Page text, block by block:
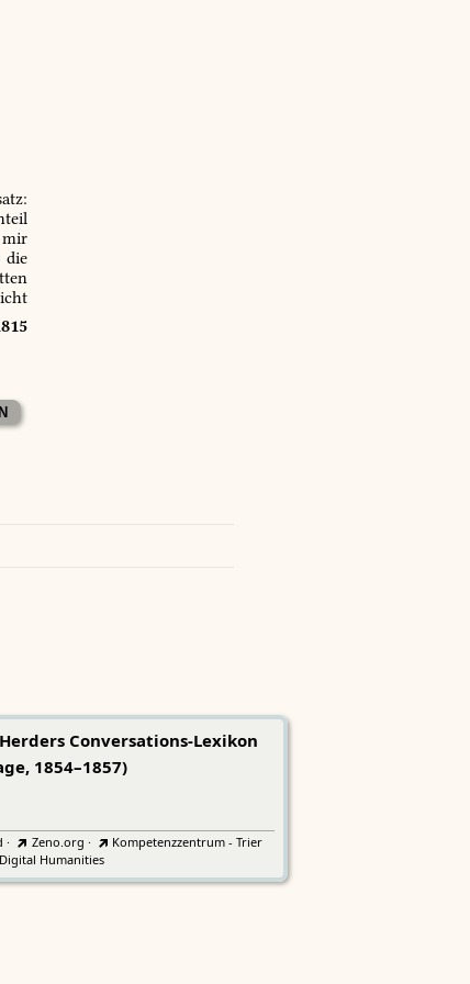
die
Herders Conversations-Lexikon
1854–1857)
· Zeno.org ·
Kompetenzzentrum - Trier
Humanities